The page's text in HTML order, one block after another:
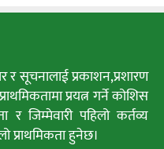
सूचनालाई प्रकाशन,प्रशारण
प्रयत्न गर्ने कोशिस
र जिम्मेवारी पहिलो कर्तव्य
प्राथमिकता हुनेछ।